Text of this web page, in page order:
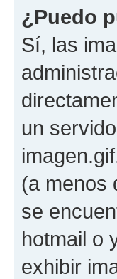
¿Puedo
Sí, las
un
(a menos
se
hotmail o
exhibir